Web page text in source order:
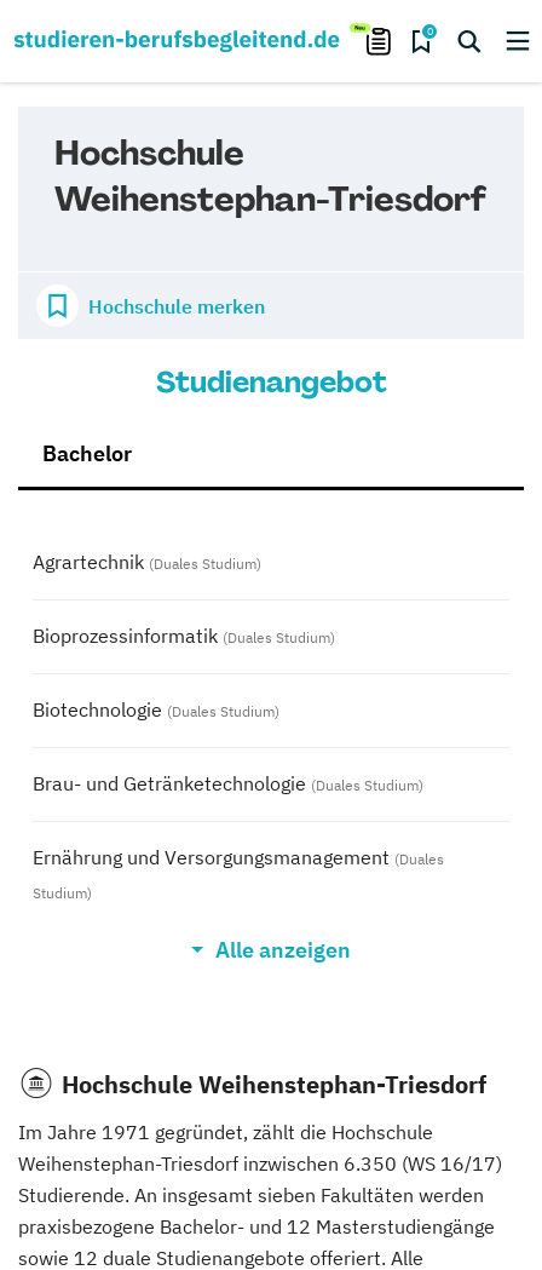
0
Hochschule
Weihenstephan-Triesdorf
Hochschule merken
Studienangebot
Bachelor
Agrartechnik (Duales Studium)
Bioprozessinformatik (Duales Studium)
Biotechnologie (Duales Studium)
Brau- und Getränketechnologie (Duales Studium)
Ernährung und Versorgungsmanagement (Duales
Studium)
Gartenbau - Produktion, Handel, Dienstleistungen
Landschaftsbau und -Management (Duales Studium)
Landwirtschaft (Duales Studium)
Lebensmittelmanagement (Duales Studium)
Alle anzeigen
Hochschule Weihenstephan-Triesdorf
Im Jahre 1971 gegründet, zählt die Hochschule
Weihenstephan-Triesdorf inzwischen 6.350 (WS 16/17)
Studierende. An insgesamt sieben Fakultäten werden
praxisbezogene Bachelor- und 12 Masterstudiengänge
sowie 12 duale Studienangebote offeriert. Alle